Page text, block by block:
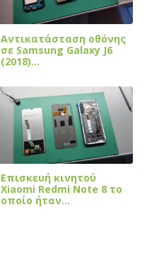
Αντικατάσταση οθόνης
σε Samsung Galaxy J6
(2018)…
Επισκευή κινητού
Xiaomi Redmi Note 8 το
οποίο ήταν…